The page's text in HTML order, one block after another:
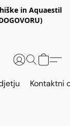
in Aquaestil
Kontaktni